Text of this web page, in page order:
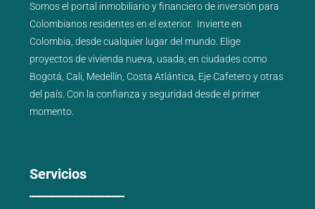
Somos el portal inmobiliarioyfinancierode inversión para
Colombianos residentes en el exterior. Invierte en
Colombia, desde cualquier lugar del mundo. Elige
proyectos devivienda nueva usada; en ciudades como
Bogotá Cali Medellín Costa Atlántica Eje Cafeteroyotras
del país . Con la confianza y seguridad desde el primer
momento.
Servicios